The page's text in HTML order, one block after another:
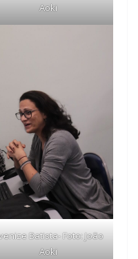
Aoki
Batista- Foto: João
Aoki